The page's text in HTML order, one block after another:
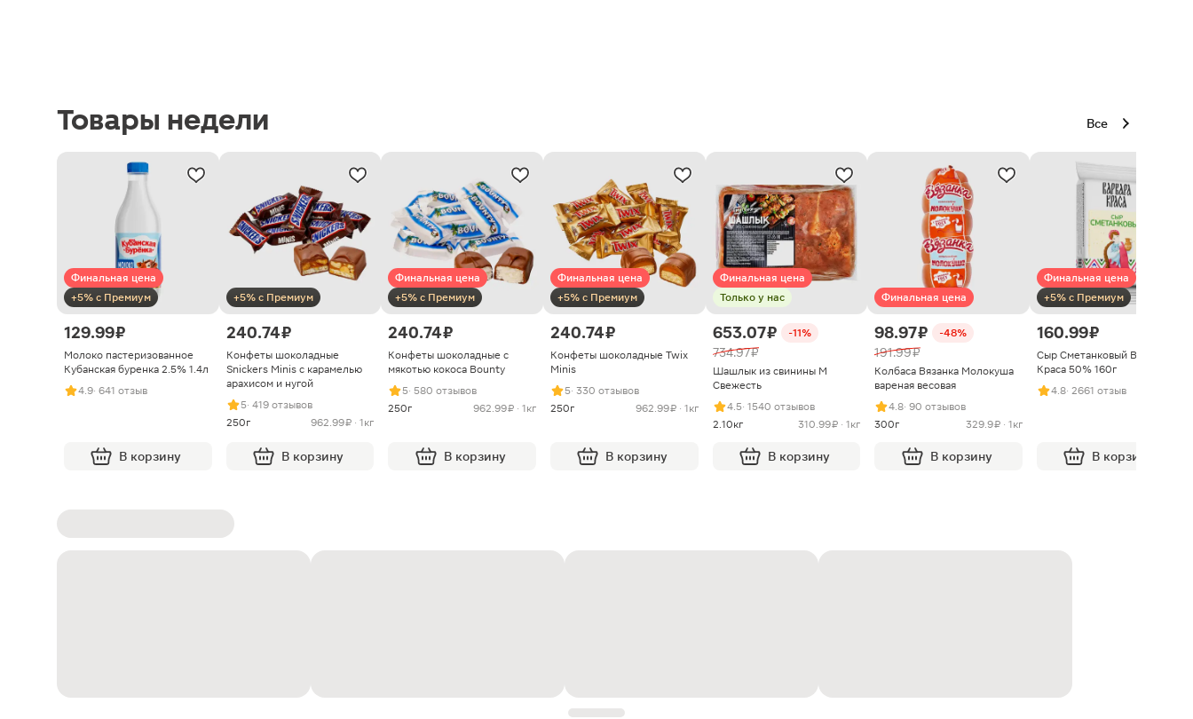
Товары недели Все
Финальная цена
+5% с Премиум
129.99 ₽
Молоко пастеризованное
Кубанская буренка 2.5% 1.4л
4.9· 641 отзыв
В корзину
+5% с Премиум
240.74 ₽
Конфеты шоколадные
Snickers Minis с карамелью
арахисом и нугой
5· 419 отзывов
250г
962.99 ₽ · 1кг
В корзину
Финальная цена
+5% с Премиум
240.74 ₽
Конфеты шоколадные с
мякотью кокоса Bounty
5· 580 отзывов
250г
962.99 ₽ · 1кг
В корзину
Финальная цена
+5% с Премиум
240.74 ₽
Конфеты шоколадные Twix
Minis
5· 330 отзывов
250г
962.99 ₽ · 1кг
В корзину
Финальная цена
Только у нас
653.07 ₽ -11%
734.97 ₽
Шашлык из свинины М
Свежесть
4.5· 1540 отзывов
2.10кг
310.99 ₽ · 1кг
В корзину
Финальная цена
98.97 ₽ -48%
191.99 ₽
Колбаса Вязанка Молокуша
вареная весовая
4.8· 90 отзывов
300г
329.9 ₽ · 1кг
В корзину
Финальная цена
+5% с Премиум
160.99 ₽
Сыр Сметанковый Варвара
Краса 50% 160г
4.8· 2661 отзыв
В корзину